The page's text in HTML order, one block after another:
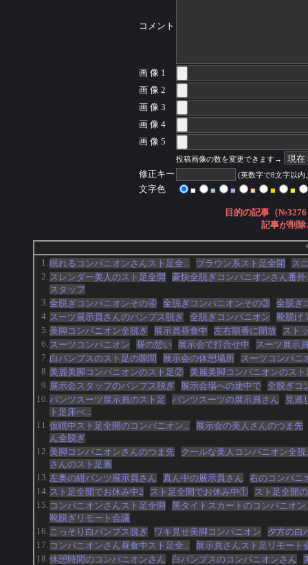
コメント
画 像 1
画 像 2
画 像 3
画 像 4
画 像 5
投稿画像の数を変更できます→
修正キー (英数字で8文字以内
文字色 ■ ■ ■ ■ ■ ■
目的の記事（
記事が削
1. 眠れるコンパニオンさんスト足全... ブラウン系スト足全開
ス
2. スレンダー美人のスト足全開
豪快全脱ぎコンパニオンさん番外
スタッフ
3. 全脱ぎコンパニオンその④ 全脱ぎコンパニオンその③ 全脱ぎ
4. スーツ展示員さんのパンプス脱ぎ 全脱ぎコンパニオン
靴脱げ
5. 美脚コンパニオン全脱ぎ 展示員昼食中 左右順番に開放
スト
6. スーツコンパニオン 昼の憩い 展示会で打合せ中
スーツ展示
7. 白パンプスのスト足の隙間 展示会の休憩場所
スーツコンパニ
8. 美麗美脚コンパニオンのスト足②
美麗美脚コンパニオンのス
9. 展示会スタッフのパンプス脱ぎ 展示会場への途中で 全脱ぎコ
10. パンツスーツ展示員のスト足 パンツスーツの展示員さん
見逃
ト足床べ...
11. 仮眠中スト足全開のコンパニオン...
展示会の美人さんのつま先
ん全脱ぎ
12. 美脚コンパニオンさんのつま先
クールな美人コンパニオン全脱
さんのスト足裏
13. 左奥の紺パンツ展示員さん 真ん中の展示員さん
右のコンパニ
14. スト足全開でお休み中2 スト足全開でお休み中①
スト足全開
15. コンパニオンさんスト足全開
黒タイトスカートのコンパニオン
靴脱ぎリモート会議
16. こっそり白パンプス脱ぎ ワキ見せ美脚コンパニオン
夕方の白
17. コンパニオンさん昼食中スト足全...
展示員さんスト足リモート
18. 休憩時間のコンパニオンさん 白パンプスのコンパニオンさん